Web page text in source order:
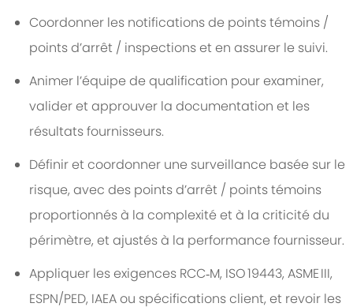
Coordonner les notifications de points témoins /
points d’arrêt / inspections et en assurer le suivi.
Animer l’équipe de qualification pour examiner,
valider et approuver la documentation et les
résultats fournisseurs.
Définir et coordonner une surveillance basée sur le
risque, avec des points d’arrêt / points témoins
proportionnés à la complexité et à la criticité du
périmètre, et ajustés à la performance fournisseur.
Appliquer les exigences RCC‑M, ISO 19443, ASME III,
ESPN/PED, IAEA ou spécifications client, et revoir les